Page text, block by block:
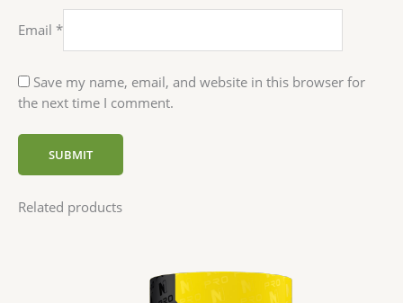
Email *
Save my name, email, and website in this browser for
the next time I comment.
Related products